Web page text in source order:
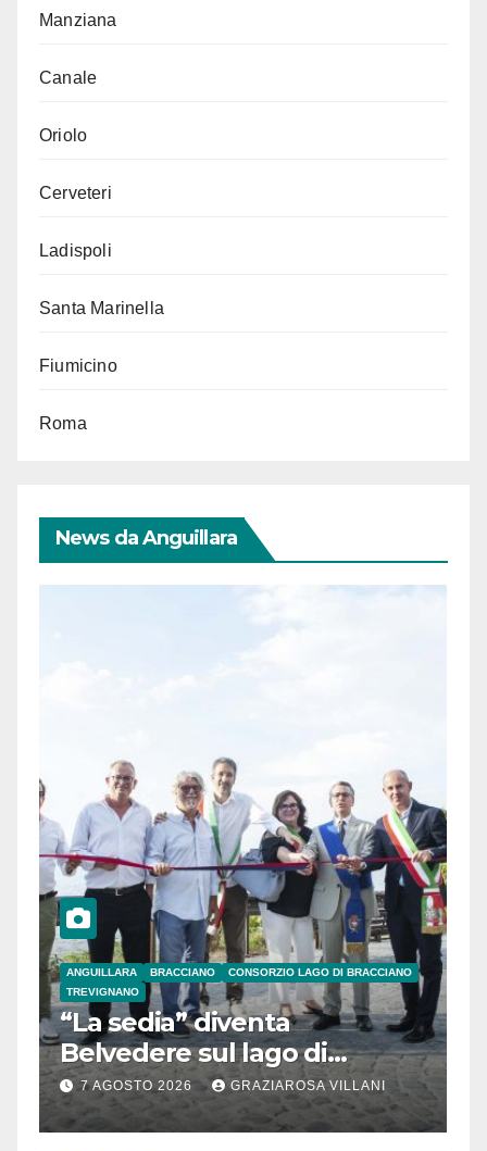
Manziana
Canale
Oriolo
Cerveteri
Ladispoli
Santa Marinella
Fiumicino
Roma
News da Anguillara
ANGUILLARA BRACCIANO
CONSORZIO LAGO DI BRACCIANO
TREVIGNANO
“La sedia” diventa
Belvedere sul lago di
Bracciano: ieri
l’inaugurazione
7 AGOSTO 2026 GRAZIAROSA VILLANI